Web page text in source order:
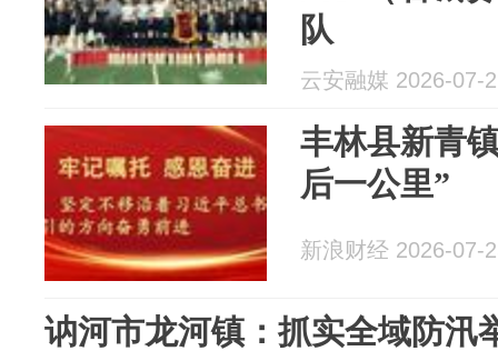
队
云安融媒 2026-07-
丰林县新青
后一公里”
新浪财经 2026-07-
讷河市龙河镇：抓实全域防汛